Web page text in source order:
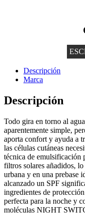
Descripción
Marca
Descripción
Todo gira en torno al
aparentemente simple,
aporta confort y ayuda a
las células cutáneas
técnica de emulsificación
filtros solares añadidos,
urbana y en una prebase
alcanzado un SPF
ingredientes de
perfecta para la noche y
moléculas NIGHT